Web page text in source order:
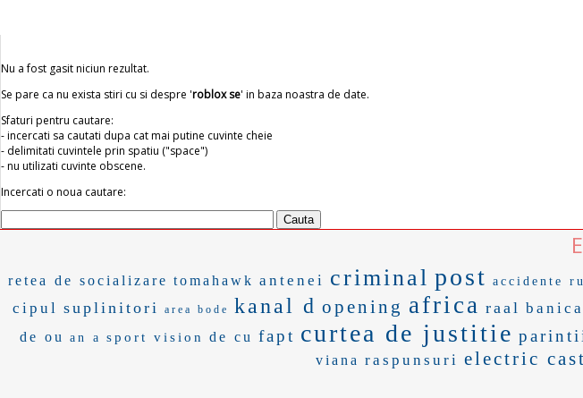
Nu a fost gasit niciun rezultat.
Se pare ca nu exista stiri cu si despre 'roblox se' in baza noastra de date.
Sfaturi pentru cautare:
- incercati sa cautati dupa cat mai putine cuvinte cheie
- delimitati cuvintele prin spatiu ("space")
- nu utilizati cuvinte obscene.
Incercati o noua cautare:
retea de socializare tomahawk antenei criminal post accidente
cipul suplinitori area bode kanal d opening africa raal
de ou
an a sport vision de cu fapt curtea de justitie
viana raspunsuri electric